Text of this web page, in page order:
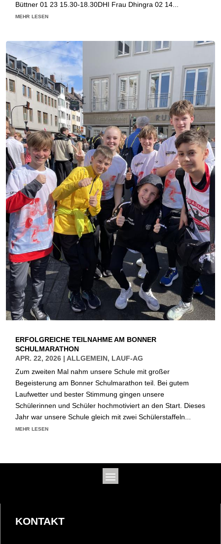
Büttner 01 23 15.30-18.30DHI Frau Dhingra 02 14...
mehr lesen
ERFOLGREICHE TEILNAHME AM BONNER
SCHULMARATHON
APR. 22, 2026 | ALLGEMEIN, LAUF-AG
Zum zweiten Mal nahm unsere Schule mit großer
Begeisterung am Bonner Schulmarathon teil. Bei gutem
Laufwetter und bester Stimmung gingen unsere
Schülerinnen und Schüler hochmotiviert an den Start. Dieses
Jahr war unsere Schule gleich mit zwei Schülerstaffeln...
mehr lesen
KONTAKT